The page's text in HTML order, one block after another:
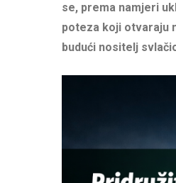
se, prema namjeri
poteza koji otvaraju
budući nositelj